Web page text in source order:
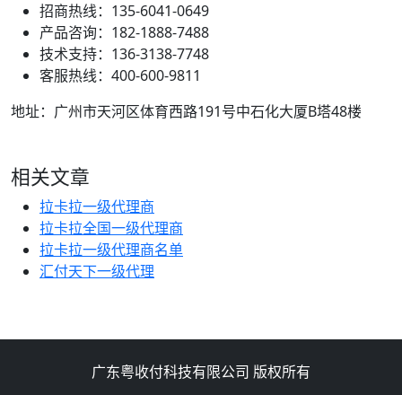
招商热线：135-6041-0649
产品咨询：182-1888-7488
技术支持：136-3138-7748
客服热线：400-600-9811
地址：广州市天河区体育西路191号中石化大厦B塔48楼
相关文章
拉卡拉一级代理商
拉卡拉全国一级代理商
拉卡拉一级代理商名单
汇付天下一级代理
广东粤收付科技有限公司 版权所有